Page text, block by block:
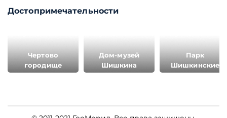
Достопримечательности
Чертово
городище
Дом-музей
Шишкина
Парк
Шишкинские
пруды